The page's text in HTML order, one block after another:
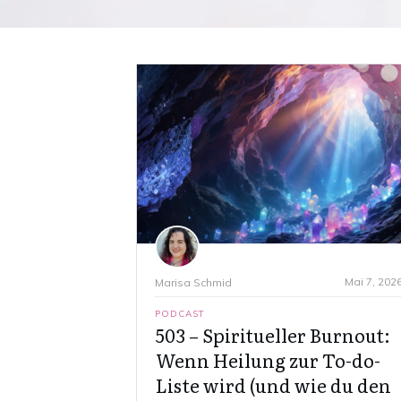
Marisa Schmid Mai 7,
PODCAST
503 – Spiritueller Burnout:
Wenn Heilung zur To-do-
Liste wird (und wie du den